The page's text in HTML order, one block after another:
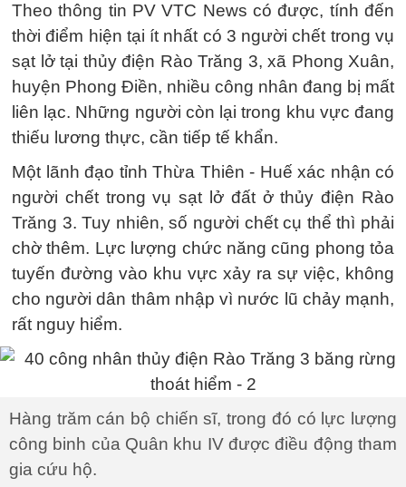
Theo thông tin PV VTC News có được, tính đến
thời điểm hiện tại ít nhất có 3 người chết trong vụ
sạt lở tại thủy điện Rào Trăng 3, xã Phong Xuân,
huyện Phong Điền, nhiều công nhân đang bị mất
liên lạc. Những người còn lại trong khu vực đang
thiếu lương thực, cần tiếp tế khẩn.
Một lãnh đạo tỉnh Thừa Thiên - Huế xác nhận có
người chết trong vụ sạt lở đất ở thủy điện Rào
Trăng 3. Tuy nhiên, số người chết cụ thể thì phải
chờ thêm. Lực lượng chức năng cũng phong tỏa
tuyến đường vào khu vực xảy ra sự việc, không
cho người dân thâm nhập vì nước lũ chảy mạnh,
rất nguy hiểm.
Hàng trăm cán bộ chiến sĩ, trong đó có lực lượng
công binh của Quân khu IV được điều động tham
gia cứu hộ.